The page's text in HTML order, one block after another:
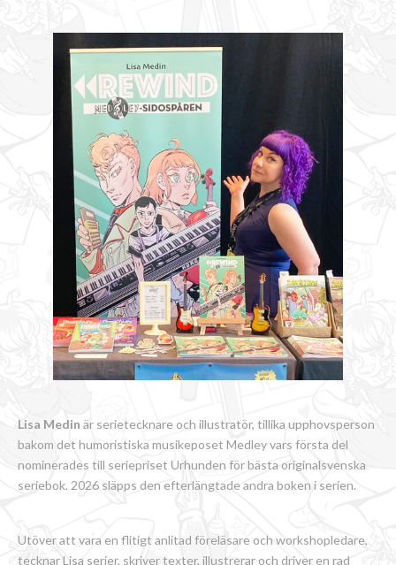
Lisa Medin är serietecknare och illustratör, tillika upphovsperson
bakom det humoristiska musikeposet Medley vars första del
nominerades till seriepriset Urhunden för bästa originalsvenska
seriebok. 2026 släpps den efterlängtade andra boken i serien.
Utöver att vara en flitigt anlitad föreläsare och workshopledare,
tecknar Lisa serier, skriver texter, illustrerar och driver en rad